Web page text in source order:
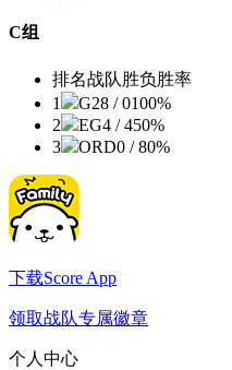
C组
排名战队胜负胜率
1
G28 / 0100%
2
EG4 / 450%
3
ORD0 / 80%
下载Score App
领取战队专属徽章
个人中心